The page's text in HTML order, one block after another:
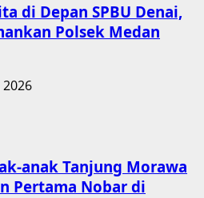
di Depan SPBU Denai,
Polsek Medan
anak Tanjung Morawa
Pertama Nobar di